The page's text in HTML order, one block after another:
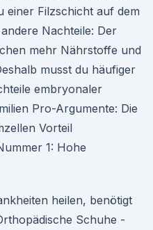
Filzschicht auf dem
Nachteile: Der
mehr Nährstoffe und
musst du häufiger
embryonaler
Pro-Argumente: Die
Vorteil
1: Hohe
heilen, benötigt
Schuhe -